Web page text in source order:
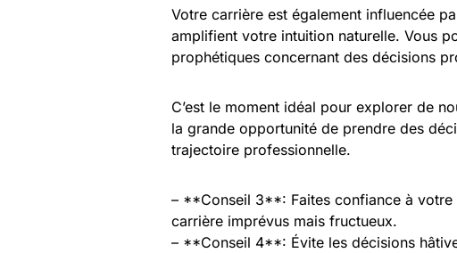
Votre carrière est également influencée
amplifient votre intuition naturelle. Vous
prophétiques concernant des décisions
C’est le moment idéal pour explorer de
la grande opportunité de prendre des
trajectoire professionnelle.
– **Conseil 3**: Faites confiance à votre
carrière imprévus mais fructueux.
– **Conseil 4**: Évite les décisions